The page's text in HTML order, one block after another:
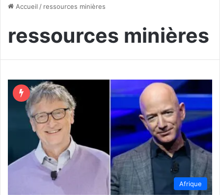
Accueil / ressources minières
ressources minières
Afrique